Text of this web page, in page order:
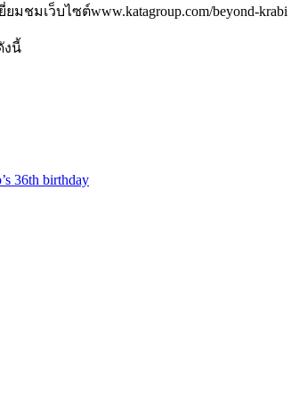
มเว็บไซต์www.katagroup.com/beyond-krabi
งนี้
36th birthday